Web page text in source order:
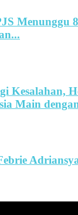
Menunggu
Kesalahan,
Main